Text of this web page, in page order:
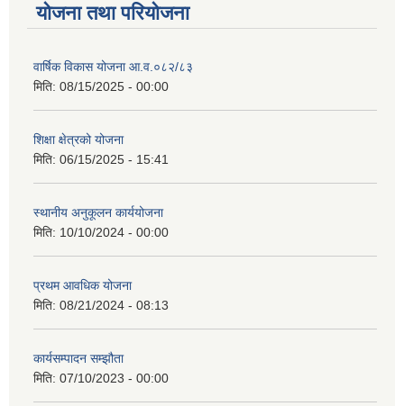
योजना तथा परियोजना
वार्षिक विकास योजना आ.व.०८२/८३
मिति: 08/15/2025 - 00:00
शिक्षा क्षेत्रको योजना
मिति: 06/15/2025 - 15:41
स्थानीय अनुकूलन कार्ययोजना
मिति: 10/10/2024 - 00:00
प्रथम आवधिक योजना
मिति: 08/21/2024 - 08:13
कार्यसम्पादन सम्झौता
मिति: 07/10/2023 - 00:00